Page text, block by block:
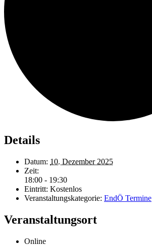
Details
Datum: 10. Dezember 2025
Zeit:
18:00 - 19:30
Eintritt: Kostenlos
Veranstaltungskategorie: EndÖ Termine
Veranstaltungsort
Online